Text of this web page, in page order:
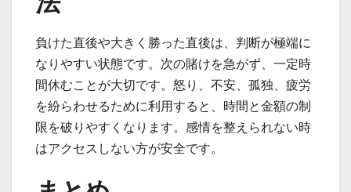
負けた直後や大きく勝った直後は、判断が極端に
なりやすい状態です。次の賭けを急がず、一定時
間休むことが大切です。怒り、不安、孤独、疲労
を紛らわせるために利用すると、時間と金額の制
限を破りやすくなります。感情を整えられない時
はアクセスしない方が安全です。